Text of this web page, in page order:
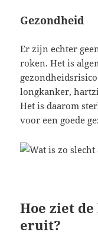
Gezondheid
Er zijn echter
roken. Het is
longkanker,
Het is daarom
voor een goede
Hoe ziet
eruit?